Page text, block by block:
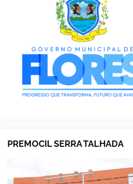
PREMOCIL SERRA TALHADA